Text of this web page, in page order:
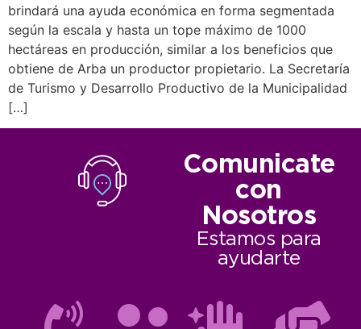
brindará una ayuda económica en forma segmentada
según la escala y hasta un tope máximo de 1000
hectáreas en producción, similar a los beneficios que
obtiene de Arba un productor propietario. La Secretaría
de Turismo y Desarrollo Productivo de la Municipalidad
[…]
Comunicate
con
Nosotros
Estamos para
ayudarte